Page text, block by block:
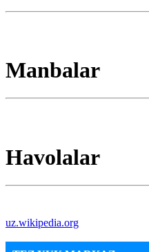
Manbalar
Havolalar
uz.wikipedia.org